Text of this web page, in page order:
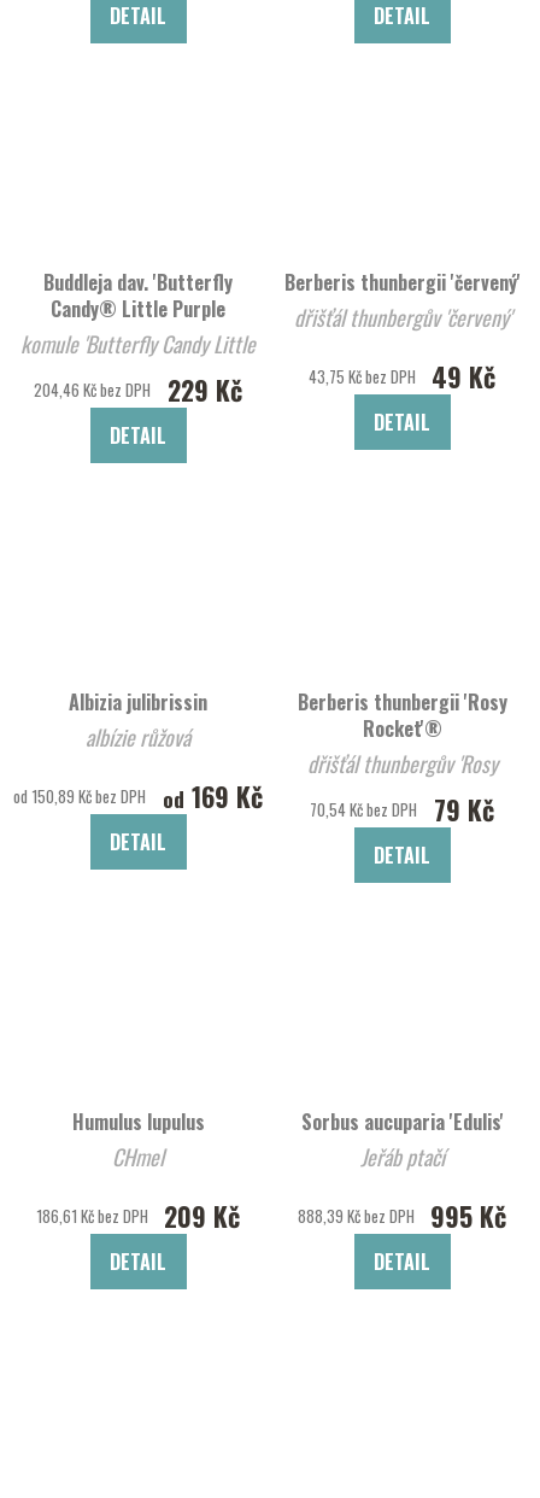
DETAIL DETAIL
Buddleja dav. 'Butterfly
Candy® Little Purple
komule 'Butterfly Candy Little
204,46 Kč bez DPH 229 Kč
DETAIL
Berberis thunbergii 'červený'
dřišťál thunbergův 'červený'
43,75 Kč bez DPH 49 Kč
DETAIL
Albizia julibrissin
albízie růžová
od 150,89 Kč bez DPH od 169 Kč
DETAIL
Berberis thunbergii 'Rosy
Rocket'®
dřišťál thunbergův 'Rosy
Rocket'®
70,54 Kč bez DPH 79 Kč
DETAIL
Humulus lupulus
CHmel
186,61 Kč bez DPH 209 Kč
DETAIL
Sorbus aucuparia 'Edulis'
Jeřáb ptačí
888,39 Kč bez DPH 995 Kč
DETAIL